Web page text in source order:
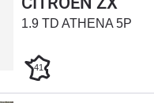
1.9 TD ATHENA 5P
41